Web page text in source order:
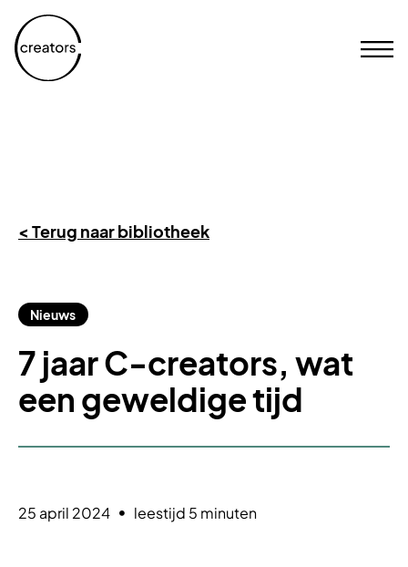
< Terug naar bibliotheek
Nieuws
7 jaar C-creators, wat
een geweldige tijd
25 april 2024 leestijd 5 minuten